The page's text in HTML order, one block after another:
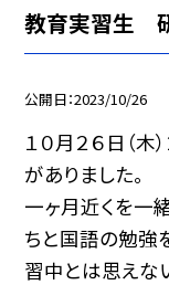
教育実習生
公開日 2023/10/26
１０月２６日（
がありました。
一ヶ月近くを一
ちと国語の勉強
習中とは思えな